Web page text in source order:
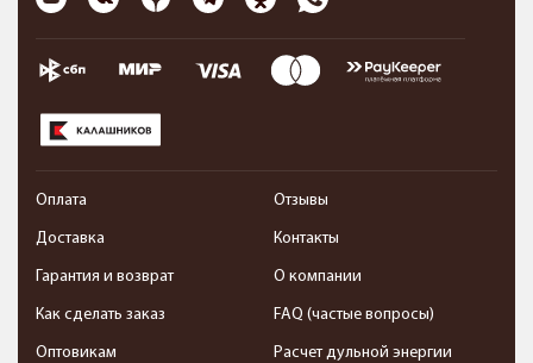
Оплата
Доставка
Гарантия и возврат
Как сделать заказ
Оптовикам
Отзывы
Контакты
О компании
FAQ (частые вопросы)
Расчет дульной энергии